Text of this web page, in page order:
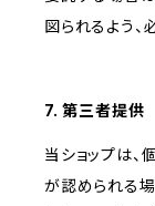
図られるよう、
7. 第三者提供
当ショップは
が認められる